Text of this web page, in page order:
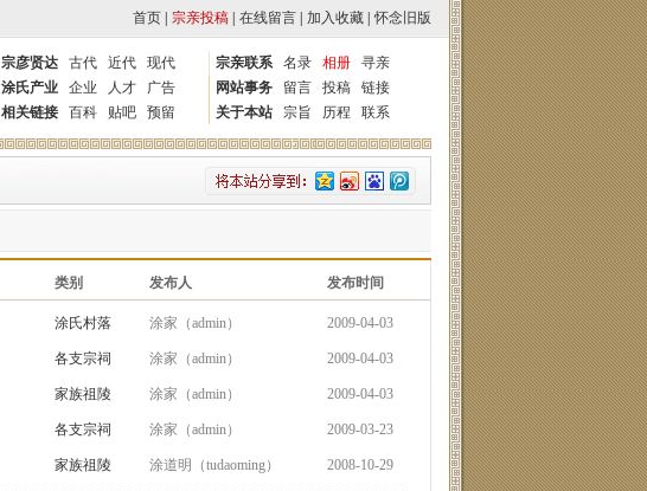
怀念旧版
加入收藏
在线留言
宗亲投稿
首页
宗彦贤达 古代 近代 现代 宗亲联系 名录 相册
寻亲
涂氏产业 企业 人才 广告 网站事务 留言 投稿
链接
相关链接 百科 贴吧 预留 关于本站 宗旨 历程 联系
类别 发布人 发布时间
涂氏村落 涂家（admin） 2009-04-03
各支宗祠 涂家（admin） 2009-04-03
家族祖陵 涂家（admin） 2009-04-03
各支宗祠 涂家（admin） 2009-03-23
家族祖陵 涂道明（tudaoming） 2008-10-29